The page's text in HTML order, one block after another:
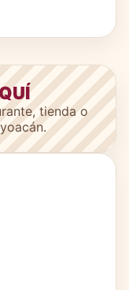
tienda o